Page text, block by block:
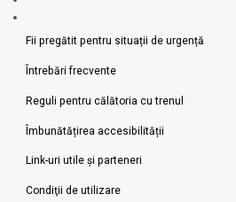
Fii pregătit pentru situații de urgență
Întrebări frecvente
Reguli pentru călătoria cu trenul
Îmbunătățirea accesibilității
Link-uri utile şi parteneri
Condiţii de utilizare